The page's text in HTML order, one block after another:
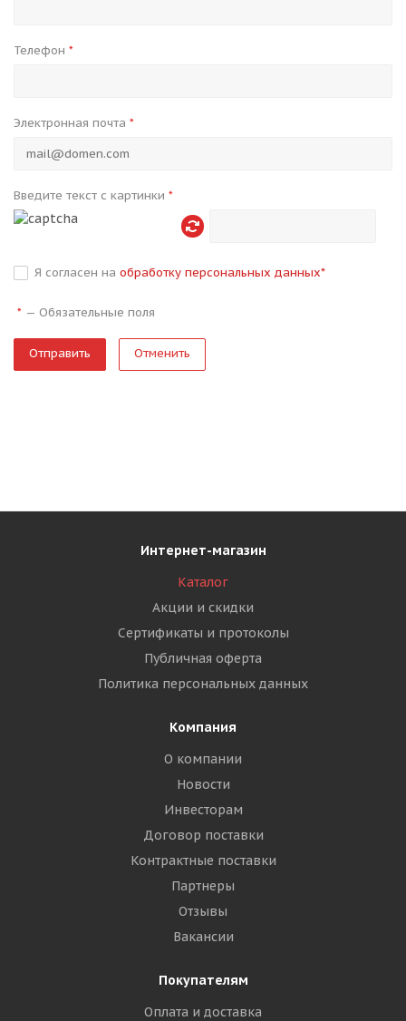
Телефон *
Электронная почта *
Введите текст с картинки *
Я согласен на обработку персональных данных*
* — Обязательные поля
Отменить
Интернет-магазин
Каталог
Акции и скидки
Сертификаты и протоколы
Публичная оферта
Политика персональных данных
Компания
О компании
Новости
Инвесторам
Договор поставки
Контрактные поставки
Партнеры
Отзывы
Вакансии
Покупателям
Оплата и доставка